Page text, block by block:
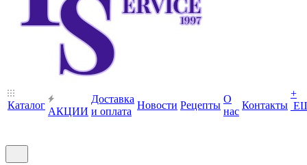
Каталог
АКЦИИ
Доставка
и оплата
Новости Рецепты
О
нас
Контакты
+